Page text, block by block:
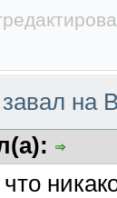
завал на